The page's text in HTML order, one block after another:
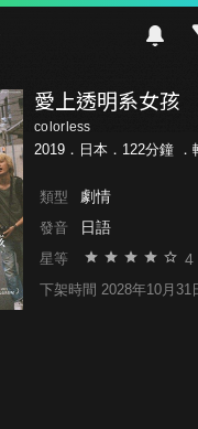
愛上透明系女孩
colorless
2019．日本．122分鐘 ．
類型 劇情
發音 日語
星等 4
下架時間 2028年10月31